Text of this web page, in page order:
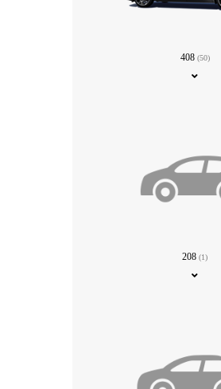
408 (50)
208(1)